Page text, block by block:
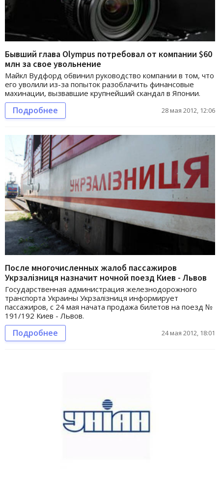
Бывший глава Olympus потребовал от компании $60
млн за свое увольнение
Майкл Вудфорд обвинил руководство компании в том, что
его уволили из-за попыток разоблачить финансовые
махинации, вызвавшие крупнейший скандал в Японии.
Подробнее 28 мая 2012, 12:06
После многочисленных жалоб пассажиров
Укрзалізниця назначит ночной поезд Киев - Львов
Государственная администрация железнодорожного
транспорта Украины Укрзалізниця информирует
пассажиров, с 24 мая начата продажа билетов на поезд №
191/192 Киев - Львов.
Подробнее 24 мая 2012, 18:01